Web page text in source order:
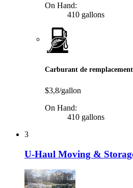
On Hand:
410 gallons
Carburant de remplacement
$3,8/gallon
On Hand:
410 gallons
3
U-Haul Moving &